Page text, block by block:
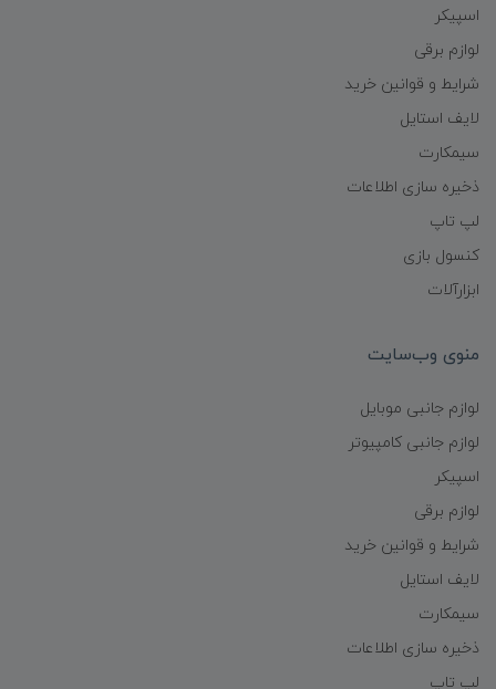
اسپیکر
لوازم برقی
شرایط و قوانین خرید
لایف استایل
سیمکارت
ذخیره سازی اطلاعات
لپ تاپ
کنسول بازی
ابزارآلات
منوی وب‌سایت
لوازم جانبی موبایل
لوازم جانبی کامپیوتر
اسپیکر
لوازم برقی
شرایط و قوانین خرید
لایف استایل
سیمکارت
ذخیره سازی اطلاعات
لپ تاپ